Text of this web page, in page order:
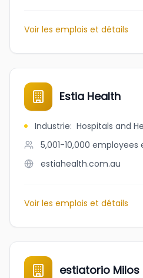
Voir les emplois et détails
Estia Health
Industrie: Hospitals and
5,001-10,000 employees
estiahealth.com.au
Voir les emplois et détails
estiatorio Milos